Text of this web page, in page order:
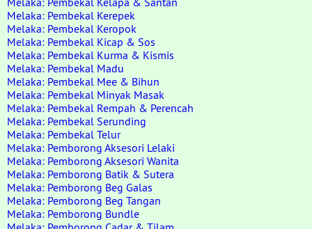
Melaka: Pembekal Kerepek
Melaka: Pembekal Keropok
Melaka: Pembekal Kicap & Sos
Melaka: Pembekal Kurma & Kismis
Melaka: Pembekal Madu
Melaka: Pembekal Mee & Bihun
Melaka: Pembekal Minyak Masak
Melaka: Pembekal Rempah & Perencah
Melaka: Pembekal Serunding
Melaka: Pembekal Telur
Melaka: Pemborong Aksesori Lelaki
Melaka: Pemborong Aksesori Wanita
Melaka: Pemborong Batik & Sutera
Melaka: Pemborong Beg Galas
Melaka: Pemborong Beg Tangan
Melaka: Pemborong Bundle